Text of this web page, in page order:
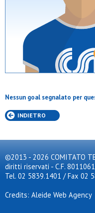
Nessun goal segnalato per
INDIETRO
©2013 - 2026 COMITATO
diritti riservati - C.F.
Tel. 02 5839.1401 / Fax 02
Credits: Aleide Web Agency